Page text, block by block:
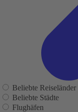
Beliebte Reiseländer
Beliebte Städte
Flughäfen